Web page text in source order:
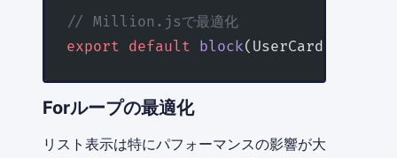
// Million.jsで最適化
export default block(UserCard);
Forループの最適化
リスト表示は特にパフォーマンスの影響が大